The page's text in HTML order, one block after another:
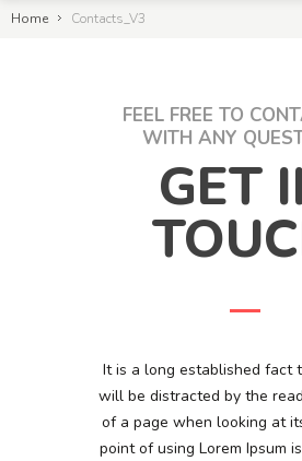
Home Contacts_V3
FEEL FREE TO
WITH ANY
GET
It is a long established fact
will be distracted by the
of a page when looking at
point of using Lorem Ipsum